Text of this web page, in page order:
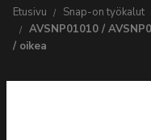
Etusivu
Snap-on työkalut
AVSNP01010 /
/ oikea